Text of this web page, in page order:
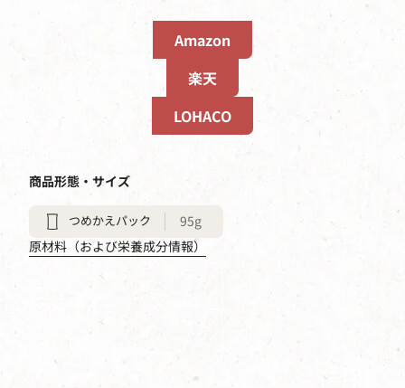
Amazon
楽天
LOHACO
商品形態・サイズ
つめかえパック
95g
原材料（および栄養成分情報）